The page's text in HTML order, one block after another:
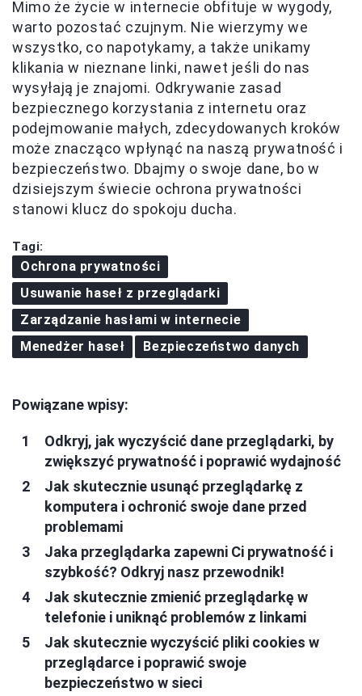
Mimo że życie w internecie obfituje w wygody,
warto pozostać czujnym. Nie wierzymy we
wszystko, co napotykamy, a także unikamy
klikania w nieznane linki, nawet jeśli do nas
wysyłają je znajomi. Odkrywanie zasad
bezpiecznego korzystania z internetu oraz
podejmowanie małych, zdecydowanych kroków
może znacząco wpłynąć na naszą prywatność i
bezpieczeństwo. Dbajmy o swoje dane, bo w
dzisiejszym świecie ochrona prywatności
stanowi klucz do spokoju ducha.
Tagi:
Ochrona prywatności
Usuwanie haseł z przeglądarki
Zarządzanie hasłami w internecie
Menedżer haseł
Bezpieczeństwo danych
Powiązane wpisy:
Odkryj, jak wyczyścić dane przeglądarki, by
zwiększyć prywatność i poprawić wydajność
Jak skutecznie usunąć przeglądarkę z
komputera i ochronić swoje dane przed
problemami
Jaka przeglądarka zapewni Ci prywatność i
szybkość? Odkryj nasz przewodnik!
Jak skutecznie zmienić przeglądarkę w
telefonie i uniknąć problemów z linkami
Jak skutecznie wyczyścić pliki cookies w
przeglądarce i poprawić swoje
bezpieczeństwo w sieci